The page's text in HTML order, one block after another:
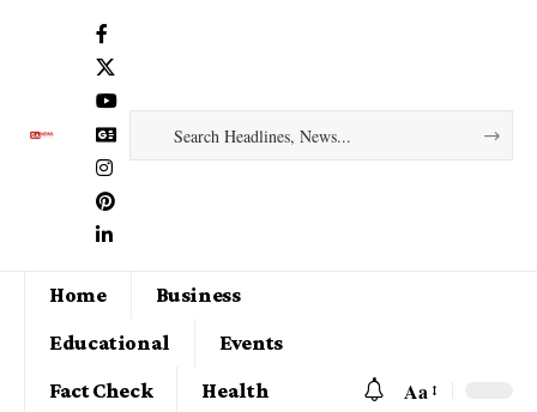
Home
Business
Educational
Events
Fact Check
Health
Aa